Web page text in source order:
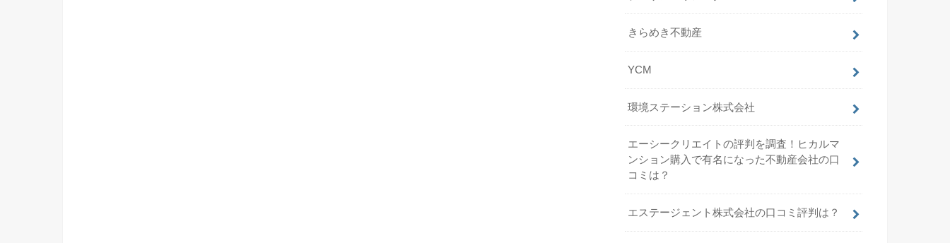
きらめき不動産
YCM
環境ステーション株式会社
エーシークリエイトの評判を調査！ヒカルマ
ンション購入で有名になった不動産会社の口
コミは？
エステージェント株式会社の口コミ評判は？